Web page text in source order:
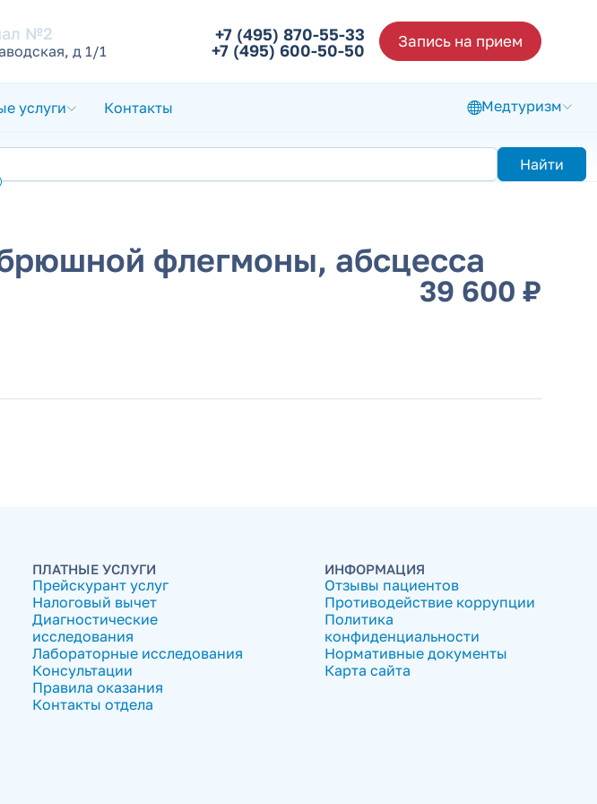
№2
д 1/1
+7 (495) 870-55-33
+7 (495) 600-50-50
Запись на прием
услуги Контакты Медтуризм
Найти
флегмоны, абсцесса
39 600 ₽
ПЛАТНЫЕ УСЛУГИ
Прейскурант услуг
Налоговый вычет
Диагностические
исследования
Лабораторные исследования
Консультации
Правила оказания
Контакты отдела
ИНФОРМАЦИЯ
Отзывы пациентов
Противодействие коррупции
Политика
конфиденциальности
Нормативные документы
Карта сайта